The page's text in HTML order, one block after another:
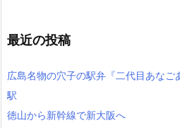
ン
バ
最近の投稿
広島名物の穴子の駅弁『二代目あなご
駅
徳山から新幹線で新大阪へ